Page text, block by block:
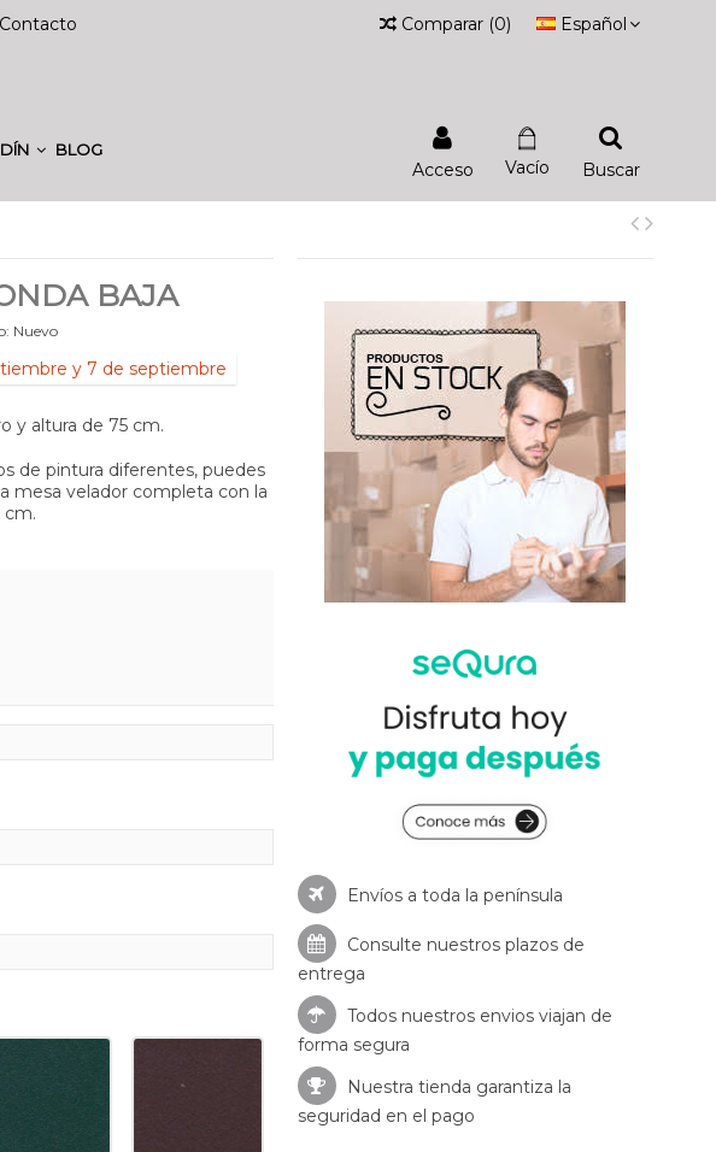
Contacto Español
Comparar (0)
BLOG
Buscar
Vacío
Acceso
BAJA
Nuevo
y 7 de septiembre
y altura de 75 cm.
de pintura diferentes, puedes
mesa velador completa con la
cm.
Envíos a toda la península
Consulte nuestros plazos de
entrega
Todos nuestros envios viajan de
forma segura
Nuestra tienda garantiza la
seguridad en el pago